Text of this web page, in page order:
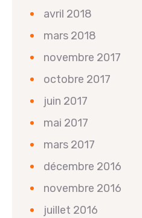
avril 2018
mars 2018
novembre 2017
octobre 2017
juin 2017
mai 2017
mars 2017
décembre 2016
novembre 2016
juillet 2016